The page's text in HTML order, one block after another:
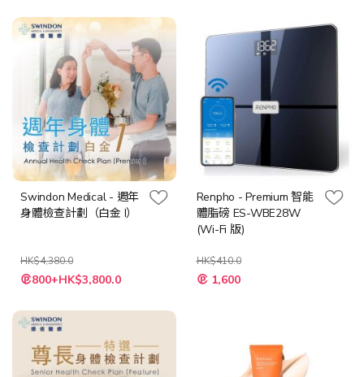
格
Swindon Medical - 週年
身體檢查計劃（白金 I）
HK$4,380.0
特
殊
格
800+HK$3,800.0
Renpho - Premium 智能
體脂磅 ES-WBE28W
(Wi-Fi 版)
HK$410.0
特
殊 1,600